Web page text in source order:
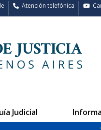
Atención telefónica
Judicial